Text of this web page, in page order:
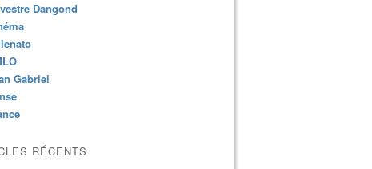
Dangond
Gabriel
RÉCENTS